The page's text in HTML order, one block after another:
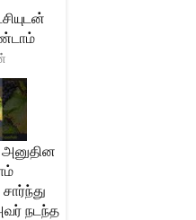
அனுதின
நடந்த